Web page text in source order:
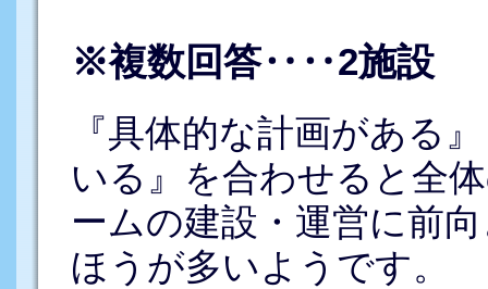
※複数回答‥‥2施設
『具体的な計画がある
いる』を合わせると全
ームの建設・運営に前
ほうが多いようです。